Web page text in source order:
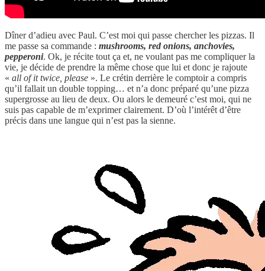
Dîner d’adieu avec Paul. C’est moi qui passe chercher les pizzas. Il
me passe sa commande : mushrooms, red onions, anchovies,
pepperoni. Ok, je récite tout ça et, ne voulant pas me compliquer la
vie, je décide de prendre la même chose que lui et donc je rajoute
« all of it twice, please ». Le crétin derrière le comptoir a compris
qu’il fallait un double topping… et n’a donc préparé qu’une pizza
supergrosse au lieu de deux. Ou alors le demeuré c’est moi, qui ne
suis pas capable de m’exprimer clairement. D’où l’intérêt d’être
précis dans une langue qui n’est pas la sienne.